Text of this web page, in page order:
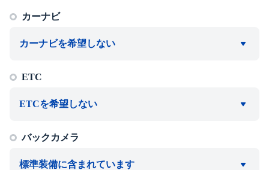
カーナビ
カーナビを希望しない
ETC
ETCを希望しない
バックカメラ
標準装備に含まれています